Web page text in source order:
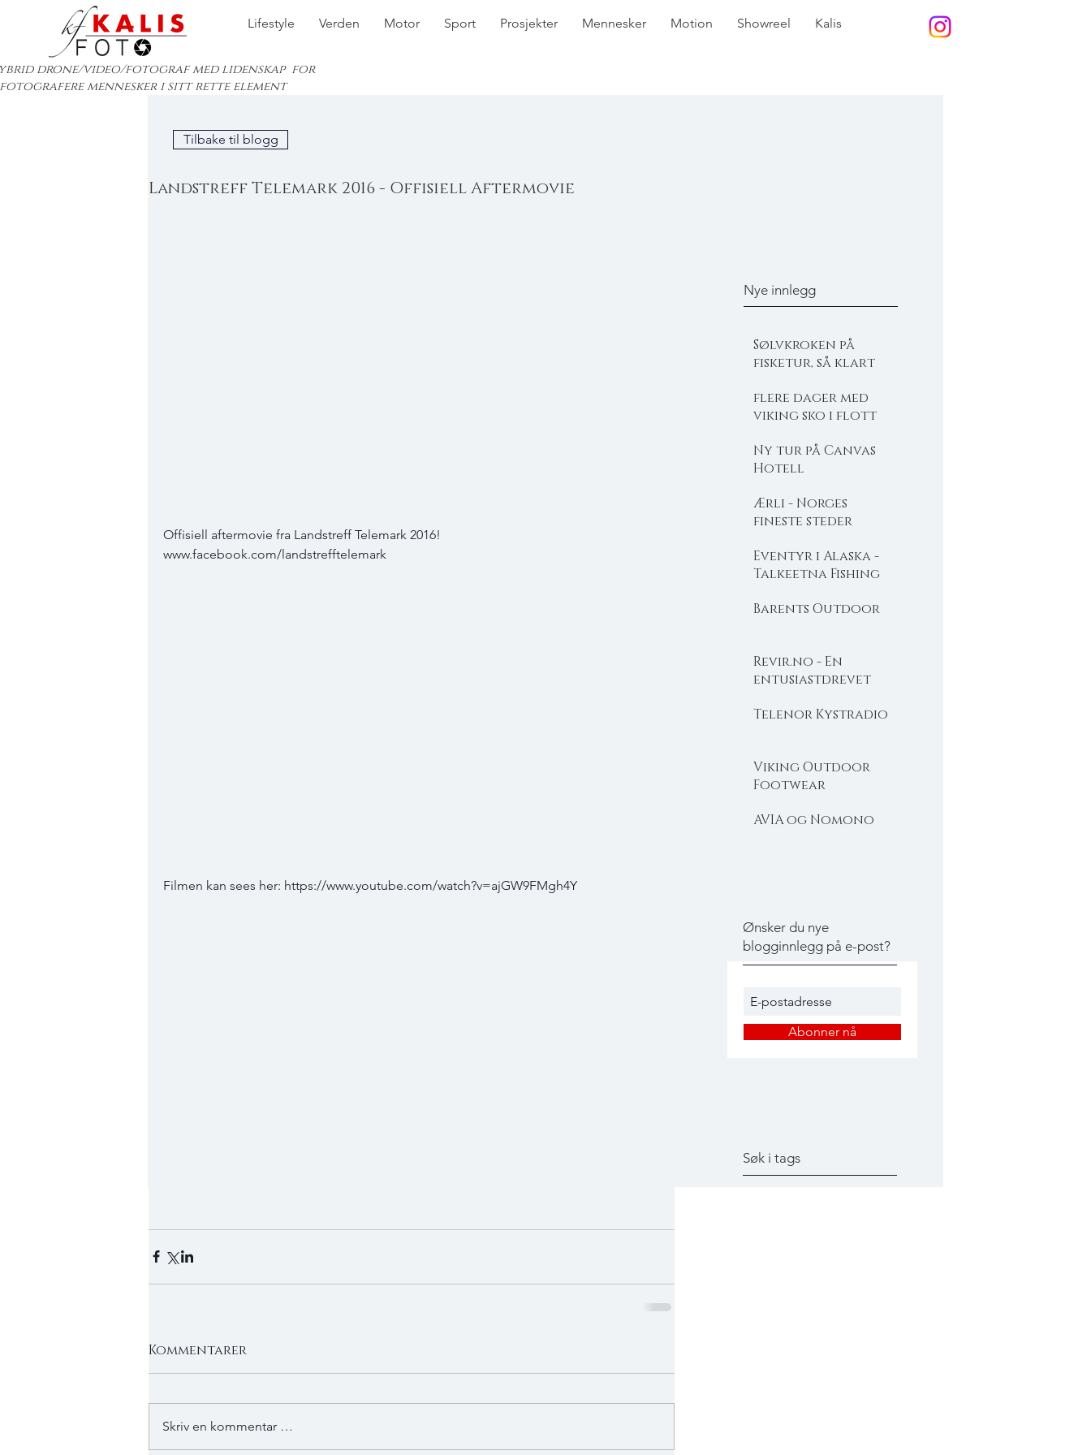
Lifestyle Verden Motor Sport Prosjekter Mennesker Motion Showreel Kalis
drone/video/fotograf med lidenskap for
mennesker i sitt rette element
Tilbake til blogg
Landstreff Telemark 2016 - Offisiell Aftermovie
Offisiell aftermovie fra Landstreff Telemark 2016!
www.facebook.com/landstrefftelemark
Filmen kan sees her: https://www.youtube.com/watch?v=ajGW9FMgh4Y
Kommentarer
Skriv en kommentar …
Søk i tags
Ønsker du nye
blogginnlegg på e-post?
Abonner nå
Nye innlegg
Sølvkroken på
fisketur, så klart
flere dager med
viking sko i flott
Ny tur på Canvas
Hotell
Ærli - Norges
fineste steder
Eventyr i Alaska -
Talkeetna Fishing
Barents Outdoor
Revir.no - En
entusiastdrevet
Telenor Kystradio
Viking Outdoor
Footwear
AVIA og Nomono